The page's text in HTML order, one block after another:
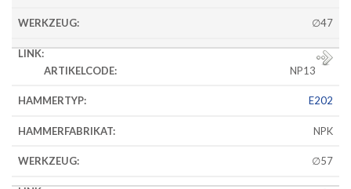
∅47
NP13
E202
NPK
∅57